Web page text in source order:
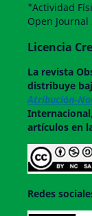
"Actividad
Open Journal
Licencia
La revista
distribuye
Atribución-
artículos en
Redes